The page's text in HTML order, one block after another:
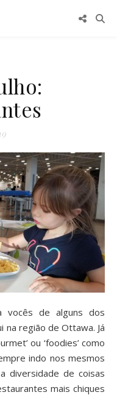
região de Ottawa. Já
ou ‘foodies’ como
indo nos mesmos
diversidade de coisas
mais chiques